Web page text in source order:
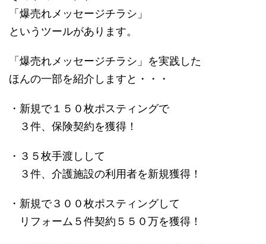
「爆売れメッセージチラシ」
というツールがあります。
「爆売れメッセージチラシ」を実践した
ほんの一部を紹介しますと・・・
・新規で１５０枚ポスティングで
３件、保険契約を獲得！
・３５枚手渡しして
３件、介護施設の利用者を新規獲得！
・新規で３００枚ポスティングして
リフォーム５件契約５５０万を獲得！